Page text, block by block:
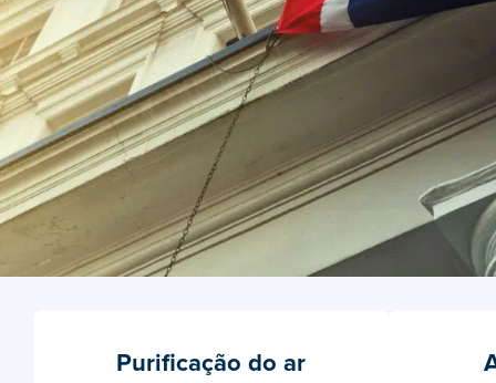
Purificação do ar